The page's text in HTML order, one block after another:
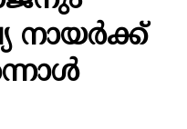
നായർക്ക്